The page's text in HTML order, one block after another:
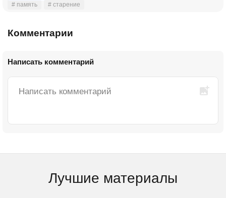
# память
# старение
Комментарии
Написать комментарий
Лучшие материалы